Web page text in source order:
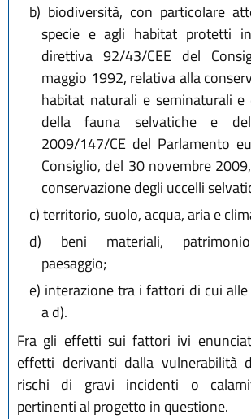
b) biodiversità, con particolare
specie e agli habitat protetti
direttiva 92/43/CEE del
maggio 1992, relativa alla
habitat naturali e seminaturali
della fauna selvatiche e
2009/147/CE del Parlamento
Consiglio, del 30 novembre
conservazione degli uccelli
c)territorio, suolo, acqua, aria e
d) beni materiali,
paesaggio;
e) interazione tra i fattori di cui
a d).
Fra gli effetti sui fattori ivi
effetti derivanti dalla vulnerabilità
rischi di gravi incidenti o
pertinenti al progetto in questione.